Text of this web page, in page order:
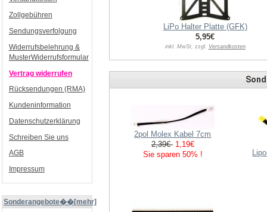
Zollgebühren
Sendungsverfolgung
Widerrufsbelehrung &
MusterWiderrufsformular
Vertrag widerrufen
Rücksendungen (RMA)
Kundeninformation
Datenschutzerklärung
Schreiben Sie uns
AGB
Impressum
Sonderangebote��[mehr]
LiPo Halter Platte (GFK)
5,95€
inkl. MwSt, zzgl. Versandkosten
2pol Molex Kabel 7cm
2,39€ 1,19€
Sie sparen 50% !